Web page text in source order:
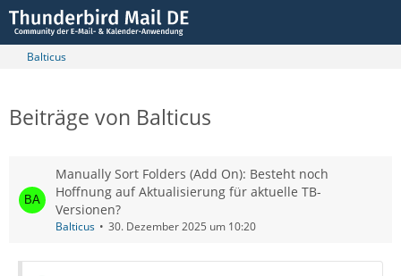
Balticus
Beiträge von Balticus
Manually Sort Folders (Add On): Besteht noch
Hoffnung auf Aktualisierung für aktuelle TB-
Versionen?
Balticus 30. Dezember 2025 um 10:20